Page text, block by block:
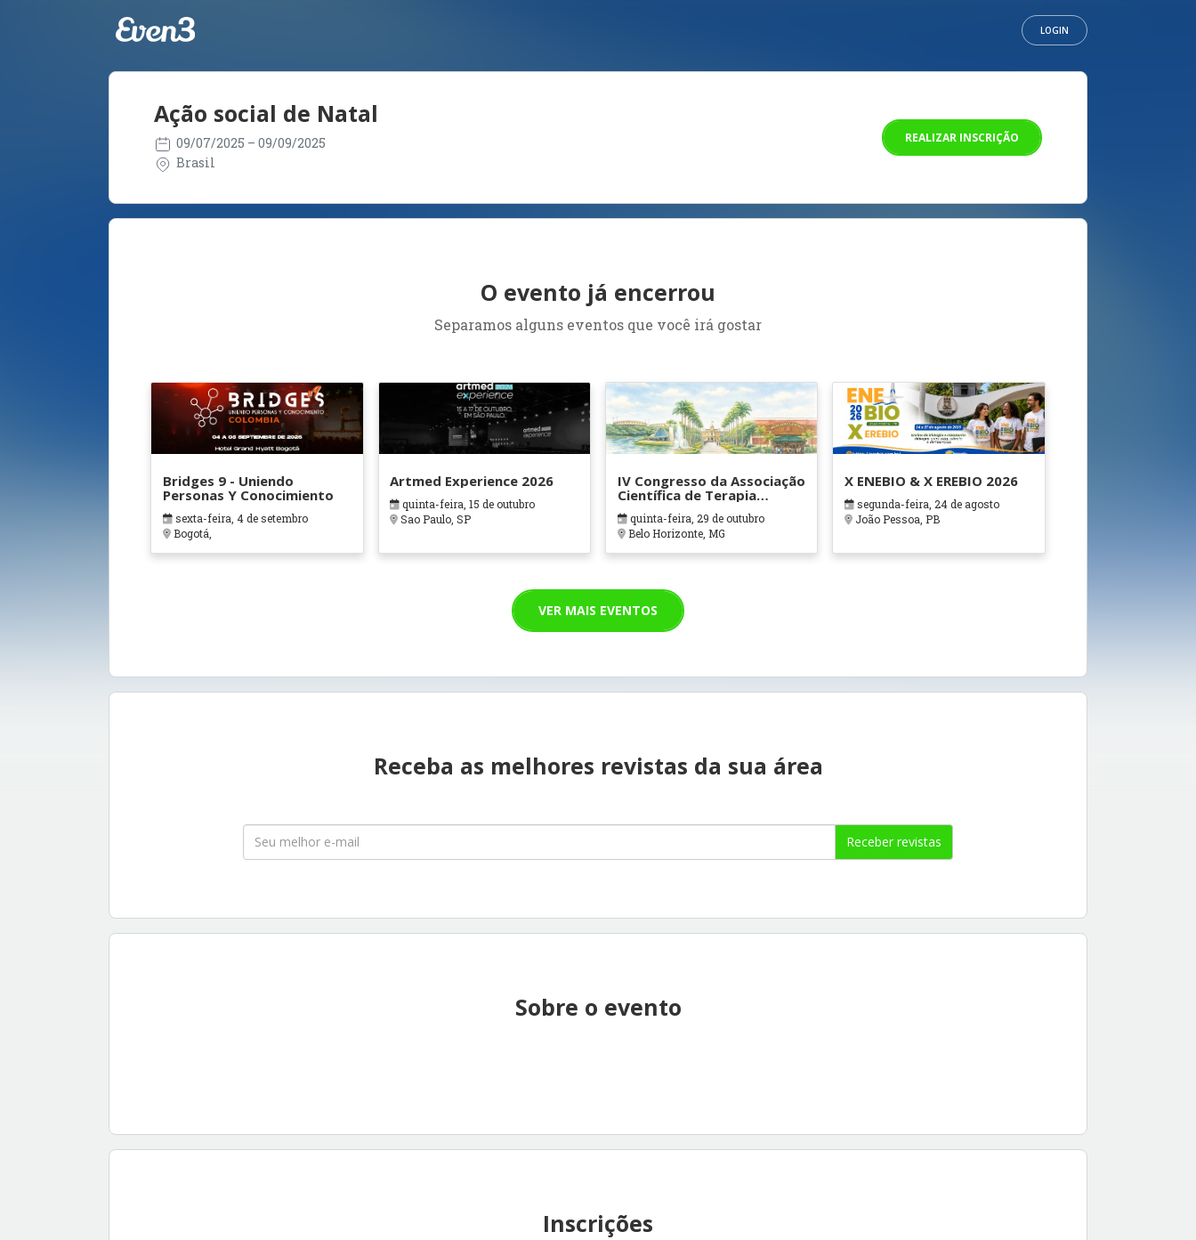
LOGIN
Ação social de Natal
09/07/2025 – 09/09/2025
Brasil
REALIZAR INSCRIÇÃO
O evento já encerrou
Separamos alguns eventos que você irá gostar
Bridges 9 - Uniendo
Personas Y Conocimiento
sexta-feira, 4 de setembro
Bogotá,
Artmed Experience 2026
quinta-feira, 15 de outubro
Sao Paulo, SP
IV Congresso da Associação
Científica de Terapia
Ocupacional em Contextos
Hospitalares e Cuidados
Paliativos - ATOHOSP
quinta-feira, 29 de outubro
Belo Horizonte, MG
X ENEBIO & X EREBIO 2026
segunda-feira, 24 de agosto
João Pessoa, PB
VER MAIS EVENTOS
Receba as melhores revistas da sua área
Receber revistas
Sobre o evento
Inscrições